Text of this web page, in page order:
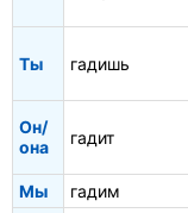
Ты гадишь
Он/
она
гадит
Мы
гадим